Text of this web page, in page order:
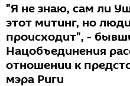
"Я не знаю, сам ли
этот митинг, но
происходит", -
Нацобъединения
отношении к
мэра Риги